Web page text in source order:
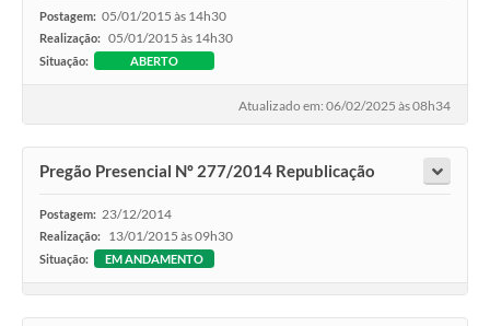
Postagem: 05/01/2015 às 14h30
Realização: 05/01/2015 às 14h30
Situação: ABERTO
Atualizado em: 06/02/2025 às 08h34
Pregão Presencial Nº 277/2014 Republicação
Postagem: 23/12/2014
Realização: 13/01/2015 às 09h30
Situação: EM ANDAMENTO